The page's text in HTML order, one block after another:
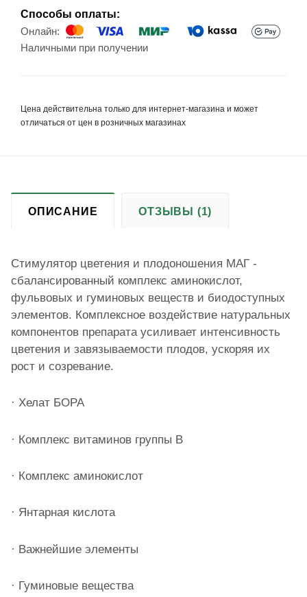
Способы оплаты:
Онлайн:
Наличными при получении
Цена действительна только для интернет-магазина и может
отличаться от цен в розничных магазинах
ОПИСАНИЕ ОТЗЫВЫ (1)
Стимулятор цветения и плодоношения МАГ -
сбалансированный комплекс аминокислот,
фульвовых и гуминовых веществ и биодоступных
элементов. Комплексное воздействие натуральных
компонентов препарата усиливает интенсивность
цветения и завязываемости плодов, ускоряя их
рост и созревание.
· Хелат БОРА
· Комплекс витаминов группы В
· Комплекс аминокислот
· Янтарная кислота
· Важнейшие элементы
· Гуминовые вещества